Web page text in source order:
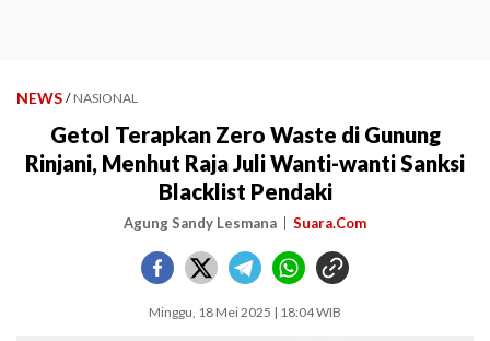
NEWS / NASIONAL
Getol Terapkan Zero Waste di Gunung
Rinjani, Menhut Raja Juli Wanti-wanti Sanksi
Blacklist Pendaki
Agung Sandy Lesmana Suara.Com
Minggu, 18 Mei 2025 | 18:04 WIB